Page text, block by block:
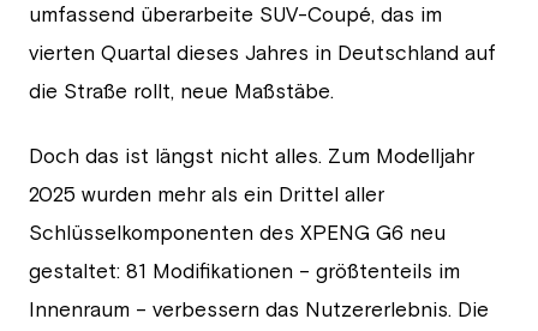
umfassend überarbeite SUV-Coupé, das im
vierten Quartal dieses Jahres in Deutschland auf
die Straße rollt, neue Maßstäbe.
Doch das ist längst nicht alles. Zum Modelljahr
2025 wurden mehr als ein Drittel aller
Schlüsselkomponenten des XPENG G6 neu
gestaltet: 81 Modifikationen – größtenteils im
Innenraum – verbessern das Nutzererlebnis. Die